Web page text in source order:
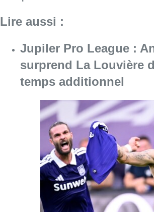
10 août 2026Consulter l'article
Chaleur : 95% des
repos et hôpitaux
rénovés, selon